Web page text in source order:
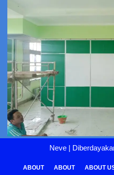
Neve|
ABOUT ABOUT ABOUT